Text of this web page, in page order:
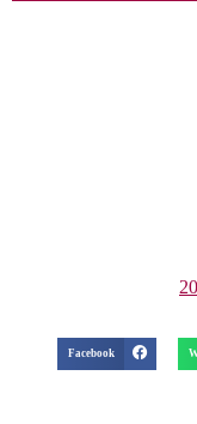
Facebook